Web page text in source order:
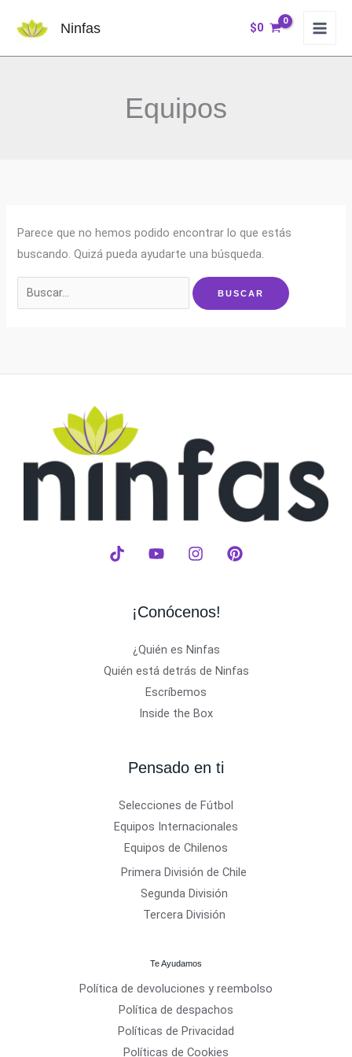
Ninfas $0
Equipos
Parece que no hemos podido encontrar lo que estás
buscando. Quizá pueda ayudarte una búsqueda.
Buscar
por:
¡Conócenos!
¿Quién es Ninfas
Quién está detrás de Ninfas
Escríbemos
Inside the Box
Pensado en ti
Selecciones de Fútbol
Equipos Internacionales
Equipos de Chilenos
Primera División de Chile
Segunda División
Tercera División
Te Ayudamos
Política de devoluciones y reembolso
Política de despachos
Políticas de Privacidad
Políticas de Cookies